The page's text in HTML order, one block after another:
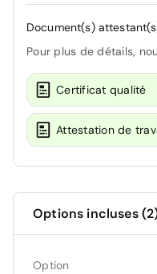
Document(s)
Pour plus de détails,
Certificat qualité
Attestation de
Options incluses
Option